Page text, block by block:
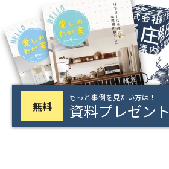
無料
もっと事例を見たい方は！
資料プレゼント